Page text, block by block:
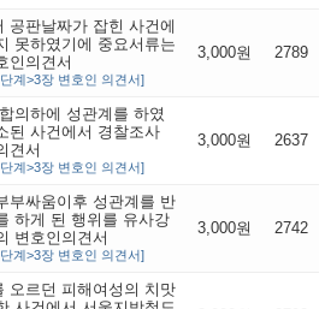
공판날짜가 잡힌 사건에
못하였기에 중요서류는
인의견서
계>3장 변호인 의견서]
3,000원 2789
의하에 성관계를 하였
된 사건에서 경찰조사
견서
계>3장 변호인 의견서]
3,000원 2637
부싸움이후 성관계를 반
하게 된 행위를 유사강
변호인의견서
계>3장 변호인 의견서]
3,000원 2742
오르던 피해여성의 치맛